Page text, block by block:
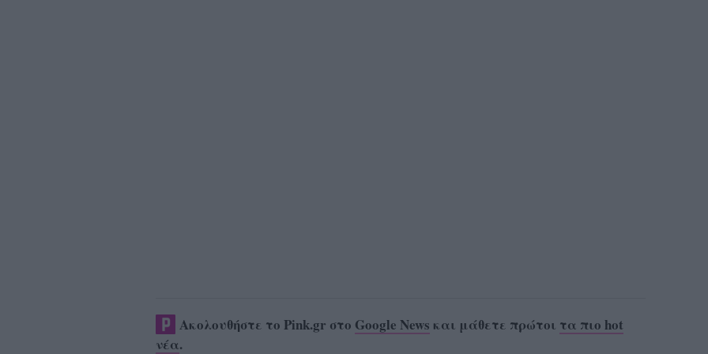
Ακολουθήστε το Pink.gr στο Google News και μάθετε πρώτοι τα πιο hot
νέα.